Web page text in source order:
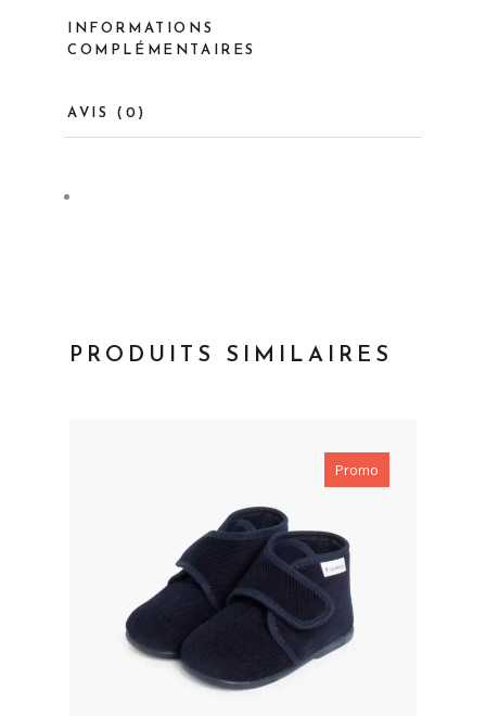
INFORMATIONS
COMPLÉMENTAIRES
AVIS (0)
PRODUITS SIMILAIRES
Promo